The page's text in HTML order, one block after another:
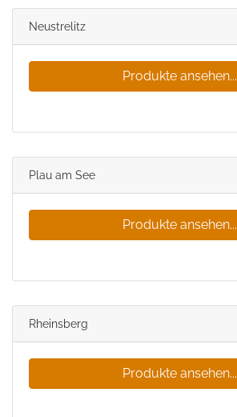
Neustrelitz
Produkte ansehen...
Plau am See
Produkte ansehen...
Rheinsberg
Produkte ansehen...